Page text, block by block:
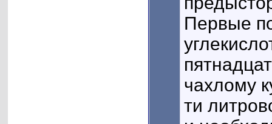
Первые
чахлому
ти